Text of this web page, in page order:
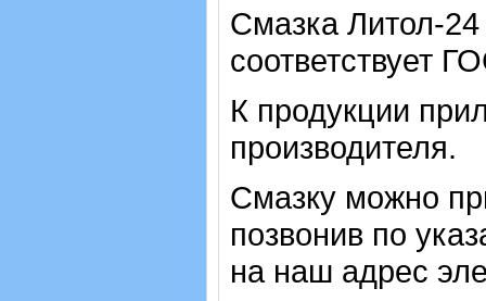
Смазка Литол-
соответствует
К продукции
производителя.
Смазку можно
позвонив по
на наш адрес